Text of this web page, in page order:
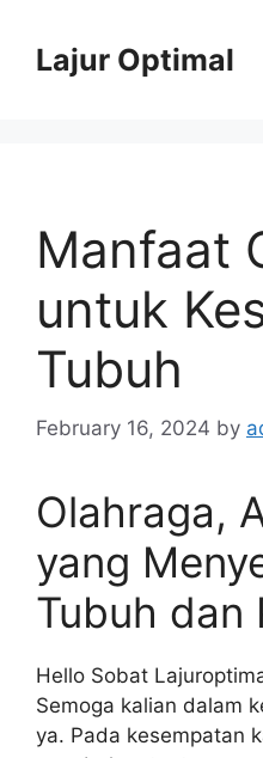
contentLajur Optimal
Manfaat
untuk
Tubuh
February 16, 2024 by
Olahraga,
yang
Tubuh dan
Hello Sobat
Semoga kalian dalam
ya. Pada kesempatan